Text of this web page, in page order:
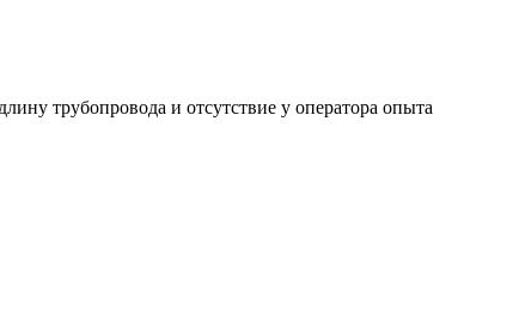
трубопровода и отсутствие у оператора опыта